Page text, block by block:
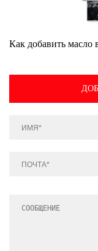
Как добавить масло